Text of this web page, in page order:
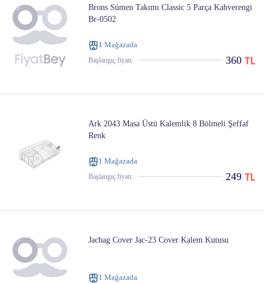
Brons Sümen Takımı Classic 5 Parça Kahverengi
Br-0502
1 Mağazada
Başlangıç ​​fiyatı: 360
Ark 2043 Masa Üstü Kalemlik 8 Bölmeli Şeffaf
Renk
1 Mağazada
Başlangıç ​​fiyatı: 249
Jacbag Cover Jac-23 Cover Kalem Kutusu
1 Mağazada